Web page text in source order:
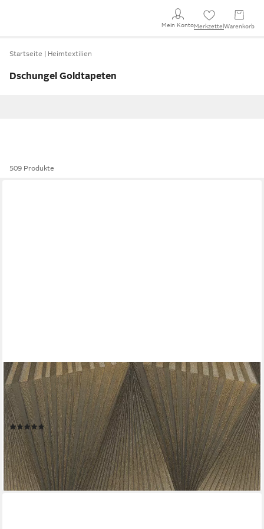
Mein KontoMerkzettel Warenkorb
Startseite Heimtextilien
Dschungel Goldtapeten
509 Produkte
RASCH
Vliestapete Cairo - Selbstklebende Tapete 3D Effekt von tesa® x
rasch®, strukturiert, 3D-Optik, Gold-Optik, geometrisch, (1 Rolle,
1 St), selbstklebend, 6,00m x 0,53m
(1)
39,00 €
(12,26 €/ 1 qm)
lieferbar - in 2-3 Werktagen bei dir